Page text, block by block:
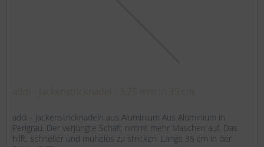
addi - Jackenstricknadeln aus Aluminium Aus Aluminium in
Perlgrau. Der verjüngte Schaft nimmt mehr Maschen auf. Das
hilft, schneller und mühelos zu stricken. Länge 35 cm in der